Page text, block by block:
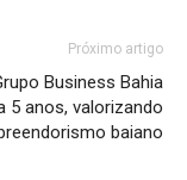
Próximo artigo
Business Bahia
5 anos, valorizando
baiano